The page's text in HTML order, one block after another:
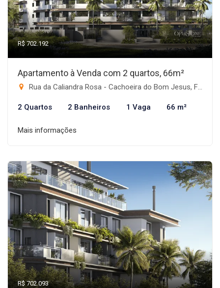
R$ 702.192
Apartamento à Venda com 2 quartos, 66m²
Rua da Caliandra Rosa - Cachoeira do Bom Jesus, Florianópolis-SC
2 Quartos 2 Banheiros 1 Vaga 66 m²
Mais informações
R$ 702.093